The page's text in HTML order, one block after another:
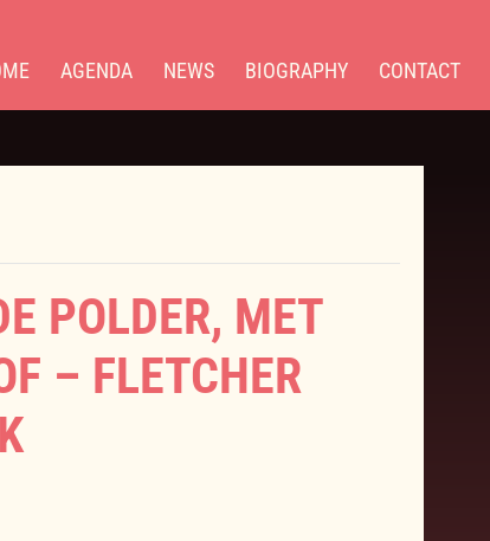
AGENDA NEWS BIOGRAPHY CONTACT
POLDER, MET
– FLETCHER